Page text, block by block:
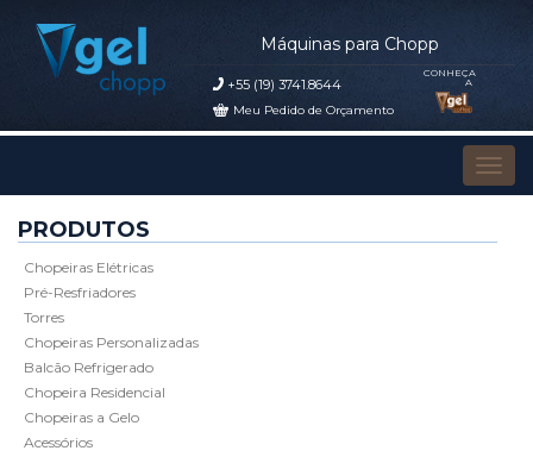
Máquinas para Chopp
+55 (19) 3741.8644
Meu Pedido de Orçamento
CONHEÇA
A
PRODUTOS
Chopeiras Elétricas
Pré-Resfriadores
Torres
Chopeiras Personalizadas
Balcão Refrigerado
Chopeira Residencial
Chopeiras a Gelo
Acessórios